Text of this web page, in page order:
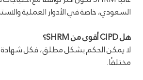
السعودي، خاصة في الأدوار العملية
هل CIPD أقوى من SHRM؟
لا يمكن الحكم بشكل مطلق، فكل
مختلفًا.